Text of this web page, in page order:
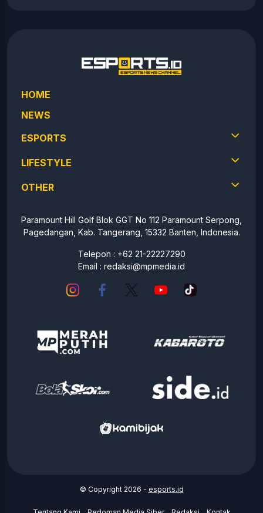
HOME
NEWS
ESPORTS
LIFESTYLE
OTHER
Paramount Hill Golf Blok GGT No 112 Paramount Serpong,
Pagedangan, Kab. Tangerang, 15332 Banten, Indonesia.
Telepon : +62 21-22227290
Email : redaksi@mpmedia.id
© Copyright 2026 - esports.id